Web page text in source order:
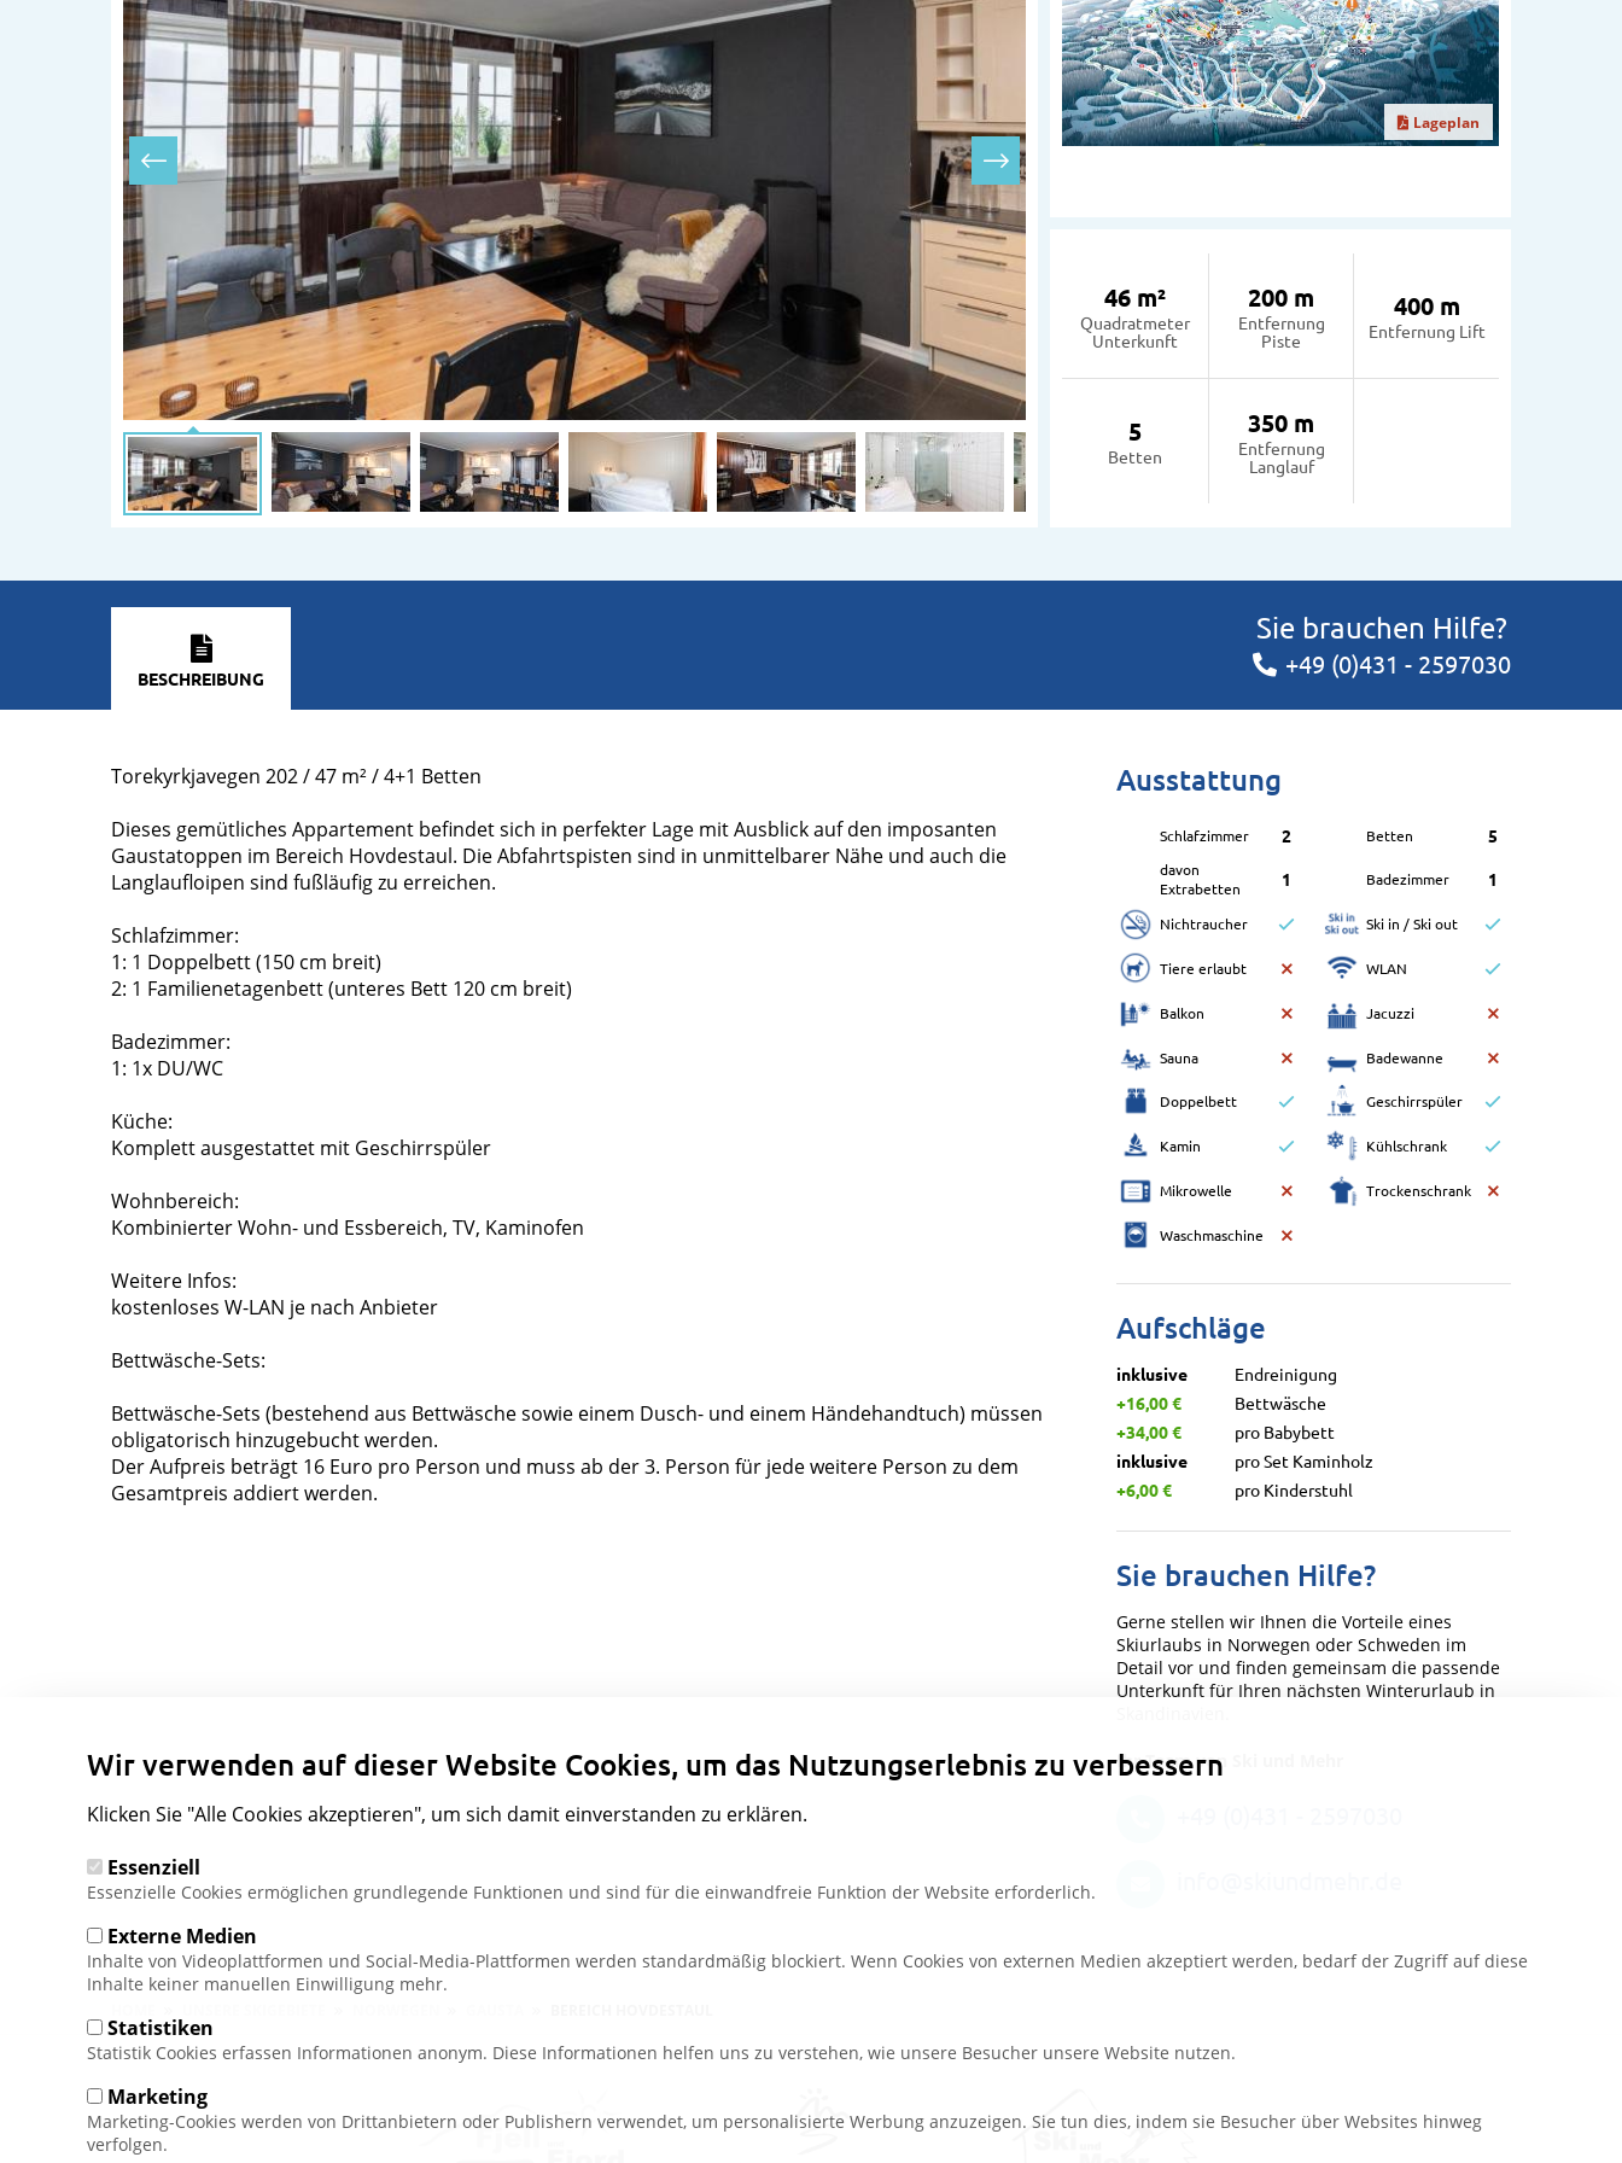
Lageplan
46 m²
Quadratmeter
Unterkunft
200 m
Entfernung
Piste
400 m
Entfernung Lift
5
Betten
350 m
Entfernung
Langlauf
BESCHREIBUNG
Sie brauchen Hilfe?
+49 (0)431 - 2597030
Torekyrkjavegen 202 / 47 m² / 4+1 Betten
Dieses gemütliches Appartement befindet sich in perfekter Lage mit Ausblick auf den imposanten
Gaustatoppen im Bereich Hovdestaul. Die Abfahrtspisten sind in unmittelbarer Nähe und auch die
Langlaufloipen sind fußläufig zu erreichen.
Schlafzimmer:
1: 1 Doppelbett (150 cm breit)
2: 1 Familienetagenbett (unteres Bett 120 cm breit)
Badezimmer:
1: 1x DU/WC
Küche:
Komplett ausgestattet mit Geschirrspüler
Wohnbereich:
Kombinierter Wohn- und Essbereich, TV, Kaminofen
Weitere Infos:
kostenloses W-LAN je nach Anbieter
Bettwäsche-Sets:
Bettwäsche-Sets (bestehend aus Bettwäsche sowie einem Dusch- und einem Händehandtuch) müssen
obligatorisch hinzugebucht werden.
Der Aufpreis beträgt 16 Euro pro Person und muss ab der 3. Person für jede weitere Person zu dem
Gesamtpreis addiert werden.
Ausstattung
Schlafzimmer 2 Betten 5
davon
Extrabetten
1 Badezimmer 1
Nichtraucher Ski in / Ski out
Tiere erlaubt WLAN
Balkon Jacuzzi
Sauna Badewanne
Doppelbett Geschirrspüler
Kamin Kühlschrank
Mikrowelle Trockenschrank
Waschmaschine
Aufschläge
inklusive
Endreinigung
+16,00 €
Bettwäsche
+34,00 €
pro Babybett
inklusive
pro Set Kaminholz
+6,00 €
pro Kinderstuhl
Sie brauchen Hilfe?
Gerne stellen wir Ihnen die Vorteile eines
Skiurlaubs in Norwegen oder Schweden im
Detail vor und finden gemeinsam die passende
Unterkunft für Ihren nächsten Winterurlaub in
Ihr Team von Ski und Mehr
Pfadnavigation
Wir verwenden auf dieser Website Cookies, um das Nutzungserlebnis zu verbessern
Klicken Sie "Alle Cookies akzeptieren", um sich damit einverstanden zu erklären.
Essenziell
Essenzielle Cookies ermöglichen grundlegende Funktionen und sind für die einwandfreie Funktion der Website erforderlich.
Externe Medien
Inhalte von Videoplattformen und Social-Media-Plattformen werden standardmäßig blockiert. Wenn Cookies von externen Medien akzeptiert werden, bedarf der Zugriff auf diese
Inhalte keiner manuellen Einwilligung mehr.
Statistiken
Statistik Cookies erfassen Informationen anonym. Diese Informationen helfen uns zu verstehen, wie unsere Besucher unsere Website nutzen.
Marketing
Marketing-Cookies werden von Drittanbietern oder Publishern verwendet, um personalisierte Werbung anzuzeigen. Sie tun dies, indem sie Besucher über Websites hinweg
verfolgen.